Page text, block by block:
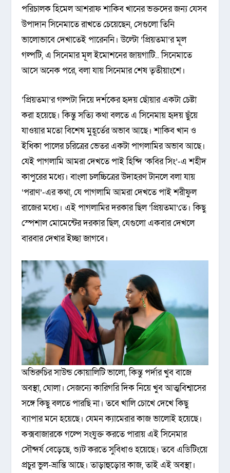
পরিচালক হিমেল আশরাফ শাকিব খানের ভক্তদের জন্য যেসব
উপাদান সিনেমাতে রাখতে চেয়েছেন, সেগুলো তিনি
ভালোভাবে দেখাতেই পারেননি। উল্টো ‘প্রিয়তমা’র মূল
গল্পটি, এ সিনেমার মূল ইমোশনের জায়গাটি.. সিনেমাতে
আসে অনেক পরে, বলা যায় সিনেমার শেষ তৃতীয়াংশে।
‘প্রিয়তমা’র গল্পটা দিয়ে দর্শকের হৃদয় ছোঁয়ার একটা চেষ্টা
করা হয়েছে। কিন্তু সত্যি কথা বলতে এ সিনেমায় হৃদয় ছুঁয়ে
যাওয়ার মতো বিশেষ মুহূর্তের অভাব আছে। শাকিব খান ও
ইধিকা পালের চরিত্রের ভেতর একটা পাগলামির অভাব আছে।
যেই পাগলামি আমরা দেখতে পাই হিন্দি ‘কবির সিং’-এ শহীদ
কাপুরের মধ্যে। বাংলা চলচ্চিত্রের উদাহরণ টানলে বলা যায়
‘পরাণ’-এর কথা, যে পাগলামি আমরা দেখতে পাই শরীফুল
রাজের মধ্যে। এই পাগলামির দরকার ছিল ‘প্রিয়তমা’তে। কিছু
স্পেশাল মোমেন্টের দরকার ছিল, যেগুলো একবার দেখলে
বারবার দেখার ইচ্ছা জাগবে।
অভিরুচির সাউন্ড কোয়ালিটি ভালো, কিন্তু পর্দার খুব বাজে
অবস্থা, ঘোলা। সেজন্যে কারিগরি দিক নিয়ে খুব আত্মবিশ্বাসের
সঙ্গে কিছু বলতে পারছি না। তবে খালি চোখে দেখে কিছু
ব্যাপার মনে হয়েছে। যেমন ক্যামেরার কাজ ভালোই হয়েছে।
কক্সবাজারকে গল্পে সংযুক্ত করতে পারায় এই সিনেমার
সৌন্দর্য বেড়েছে, শ্যুট করতে সুবিধাও হয়েছে। তবে এডিটিংয়ে
প্রচুর ভুল-ভ্রান্তি আছে। তাড়াহুড়োর কাজ, তাই এই অবস্থা।